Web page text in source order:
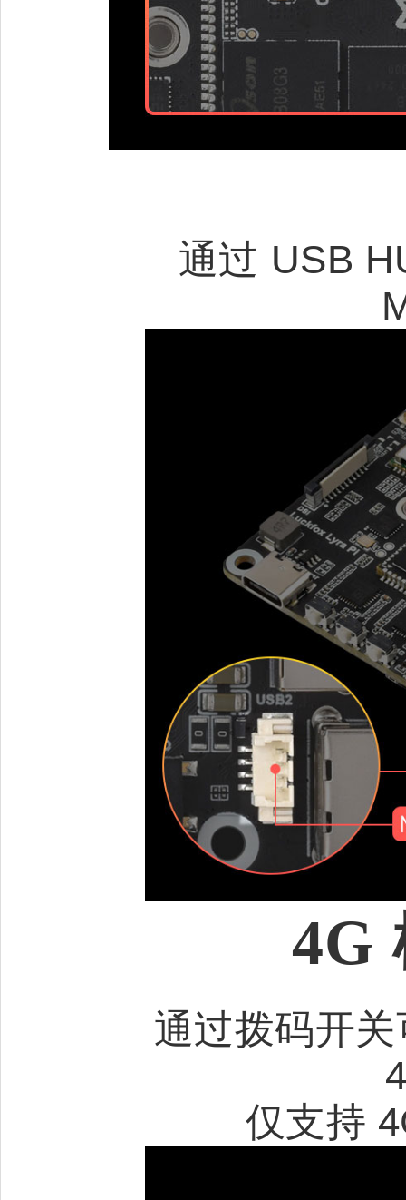
通过 USB
4G
通过拨码开
仅支持